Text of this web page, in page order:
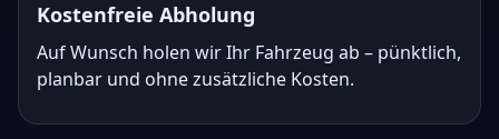
Kostenfreie Abholung
Auf Wunsch holen wir Ihr Fahrzeug ab – pünktlich,
planbar und ohne zusätzliche Kosten.